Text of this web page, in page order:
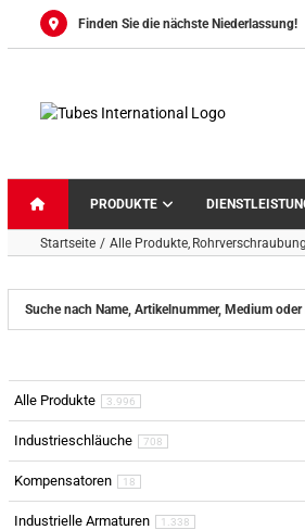
Finden Sie die nächste Niederlassung!
PRODUKTE
Startseite Alle Produkte
Alle Produkte 3.996
Industrieschläuche 708
Kompensatoren 18
Industrielle Armaturen 1.338